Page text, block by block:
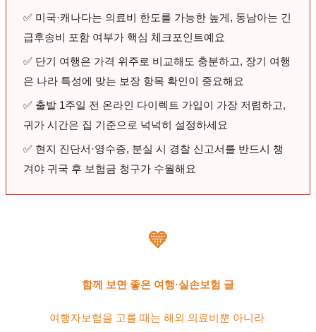
✅ 미국·캐나다는 의료비 한도를 가능한 높게, 동남아는 긴
급후송비 포함 여부가 핵심 체크포인트예요
✅ 단기 여행은 가격 위주로 비교해도 충분하고, 장기 여행
은 나라 특성에 맞는 보장 항목 확인이 중요해요
✅ 출발 1주일 전 온라인 다이렉트 가입이 가장 저렴하고,
귀가 시간은 집 기준으로 넉넉히 설정하세요
✅ 현지 진단서·영수증, 분실 시 경찰 신고서를 반드시 챙
겨야 귀국 후 보험금 청구가 수월해요
💛
함께 보면 좋은 여행·실손보험 글
여행자보험을 고를 때는 해외 의료비뿐 아니라